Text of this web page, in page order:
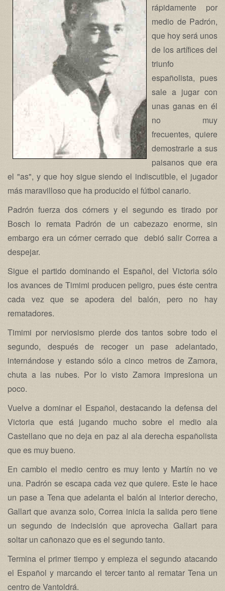
rápidamente por
medio de Padrón,
que hoy será unos
de los artífices del
triunfo
españolista, pues
sale a jugar con
unas ganas en él
no muy
frecuentes, quiere
demostrarle a sus
paisanos que era
el "as", y que hoy sigue siendo el indiscutible, el jugador
más maravilloso que ha producido el fútbol canario.
Padrón fuerza dos córners y el segundo es tirado por
Bosch lo remata Padrón de un cabezazo enorme, sin
embargo era un córner cerrado que debió salir Correa a
despejar.
Sigue el partido dominando el Español, del Victoria sólo
los avances de Timimi producen peligro, pues éste centra
cada vez que se apodera del balón, pero no hay
rematadores.
Timimi por nerviosismo pierde dos tantos sobre todo el
segundo, después de recoger un pase adelantado,
internándose y estando sólo a cinco metros de Zamora,
chuta a las nubes. Por lo visto Zamora impresiona un
poco.
Vuelve a dominar el Español, destacando la defensa del
Victoria que está jugando mucho sobre el medio ala
Castellano que no deja en paz al ala derecha españolista
que es muy bueno.
En cambio el medio centro es muy lento y Martín no ve
una. Padrón se escapa cada vez que quiere. Este le hace
un pase a Tena que adelanta el balón al interior derecho,
Gallart que avanza solo, Correa inicia la salida pero tiene
un segundo de indecisión que aprovecha Gallart para
soltar un cañonazo que es el segundo tanto.
Termina el primer tiempo y empieza el segundo atacando
el Español y marcando el tercer tanto al rematar Tena un
centro de Vantoldrá.